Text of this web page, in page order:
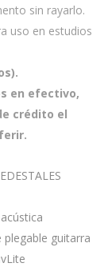
sin rayarlo.
uso en estudios
en efectivo,
crédito el
plegable guitarra